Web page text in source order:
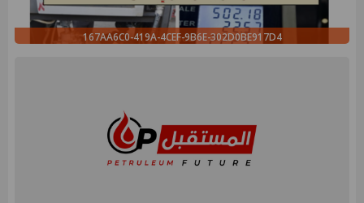
167AA6C0-419A-4CEF-9B6E-302D0BE917D4